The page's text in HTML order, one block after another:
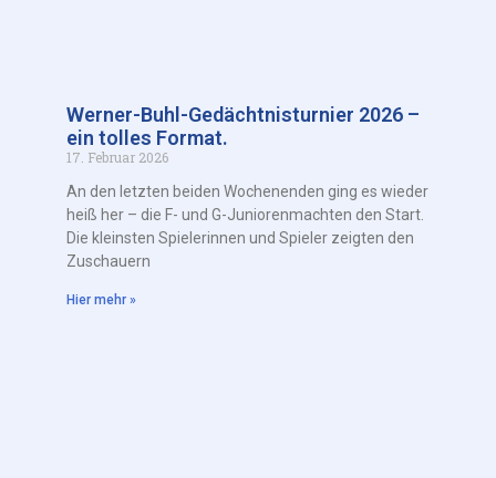
Werner-Buhl-Gedächtnisturnier 2026 –
ein tolles Format.
17. Februar 2026
An den letzten beiden Wochenenden ging es wieder
heiß her – die F- und G-Juniorenmachten den Start.
Die kleinsten Spielerinnen und Spieler zeigten den
Zuschauern
Hier mehr »